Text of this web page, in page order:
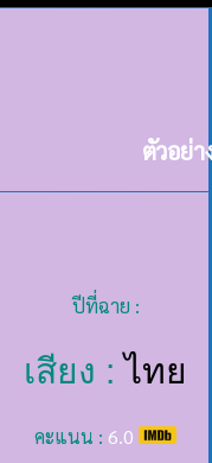
ตัวอย่
ปีที่ฉาย :
เสียง :ไทย
คะแนน : 6.0